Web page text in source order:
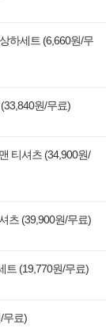
하세트 (6,660원/무
원/무료)
티셔츠 (34,900원/
츠 (39,900원/무료)
트 (19,770원/무료)
무료)